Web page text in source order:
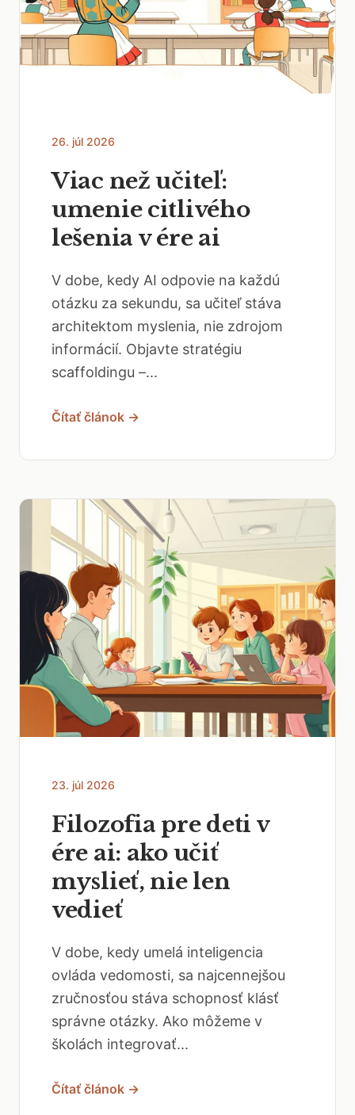
26. júl 2026
Viac než učiteľ:
umenie citlivého
lešenia v ére ai
V dobe, kedy AI odpovie na každú
otázku za sekundu, sa učiteľ stáva
architektom myslenia, nie zdrojom
informácií. Objavte stratégiu
scaffoldingu –...
Čítať článok →
23. júl 2026
Filozofia pre deti v
ére ai: ako učiť
myslieť, nie len
vedieť
V dobe, kedy umelá inteligencia
ovláda vedomosti, sa najcennejšou
zručnosťou stáva schopnosť klásť
správne otázky. Ako môžeme v
školách integrovať...
Čítať článok →